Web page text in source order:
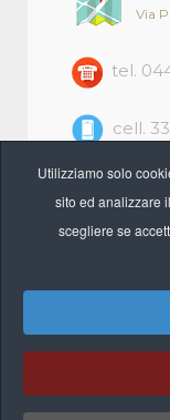
Utilizziamo solo
sito ed analizzare
scegliere se
Via
tel.
cell.
Siamo aperti il